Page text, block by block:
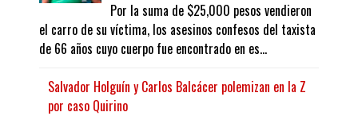
Por la suma de $25,000 pesos vendieron
el carro de su víctima, los asesinos confesos del taxista
de 66 años cuyo cuerpo fue encontrado en es...
Salvador Holguín y Carlos Balcácer polemizan en la Z
por caso Quirino